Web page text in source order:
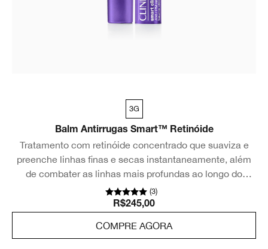
3G
Balm Antirrugas Smart™ Retinóide
Tratamento com retinóide concentrado que suaviza e
preenche linhas finas e secas instantaneamente, além
de combater as linhas mais profundas ao longo do
tempo. (3)
R$245,00
COMPRE AGORA